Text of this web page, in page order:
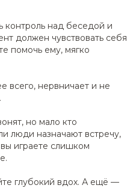
контроль над беседой и
должен чувствовать себя
помочь ему, мягко
всего, нервничает и не
но мало кто
люди назначают встречу,
играете слишком
глубокий вдох. А ещё —